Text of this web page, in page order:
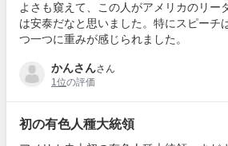
よさも窺えて、この人がアメリカのリー
は安泰だなと思いました。特にスピーチ
つ一つに重みが感じられました。
かんさんさん
1位の評価
初の有色人種大統領